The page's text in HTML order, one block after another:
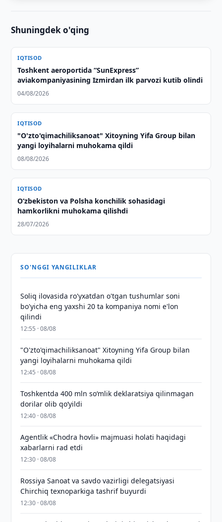
Shuningdek o'qing
IQTISOD
Toshkent aeroportida “SunExpress”
aviakompaniyasining Izmirdan ilk parvozi kutib olindi
04/08/2026
IQTISOD
"O'zto'qimachiliksanoat" Xitoyning Yifa Group bilan
yangi loyihalarni muhokama qildi
08/08/2026
IQTISOD
Oʻzbekiston va Polsha konchilik sohasidagi
hamkorlikni muhokama qilishdi
28/07/2026
SO'NGGI YANGILIKLAR
Soliq ilovasida ro'yxatdan o'tgan tushumlar soni
bo'yicha eng yaxshi 20 ta kompaniya nomi e'lon
qilindi
12:55 · 08/08
"O'zto'qimachiliksanoat" Xitoyning Yifa Group bilan
yangi loyihalarni muhokama qildi
12:45 · 08/08
Toshkentda 400 mln so‘mlik deklaratsiya qilinmagan
dorilar olib qo‘yildi
12:40 · 08/08
Agentlik «Chodra hovli» majmuasi holati haqidagi
xabarlarni rad etdi
12:30 · 08/08
Rossiya Sanoat va savdo vazirligi delegatsiyasi
Chirchiq texnoparkiga tashrif buyurdi
12:30 · 08/08